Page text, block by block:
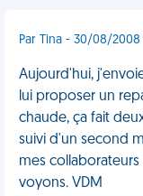
Par Tina - 30/08/2008
Aujourd'hui,
lui proposer un
chaude, ça fait
suivi d'un second
mes collaborateurs
voyons. VDM